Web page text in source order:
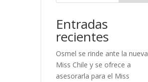
Entradas
recientes
Osmel se rinde ante la nueva
Miss Chile y se ofrece a
asesorarla para el Miss